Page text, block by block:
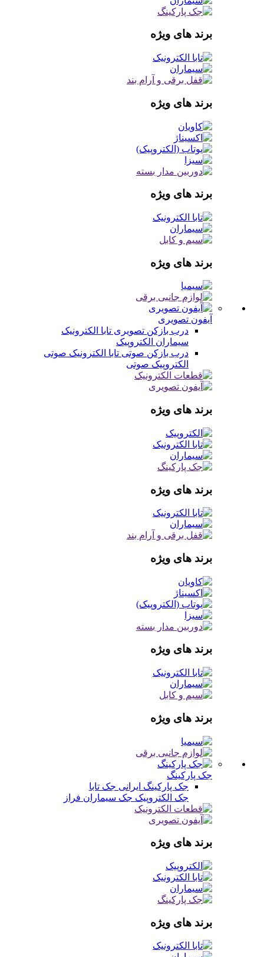
برند های ویژه
برند های ویژه
برند های ویژه
برند های ویژه
آیفون تصویری
درب بازکن تصویری تابا الکترونیک
سیماران الکتروپیک
درب بازکن صوتی تابا الکترونیک صوتی
الکتروپیک صوتی
برند های ویژه
برند های ویژه
برند های ویژه
برند های ویژه
برند های ویژه
جک پارکینگ
جک پارکینگ ایرانی جک تابا
جک الکتروپیک جک سیماران فراز
برند های ویژه
برند های ویژه